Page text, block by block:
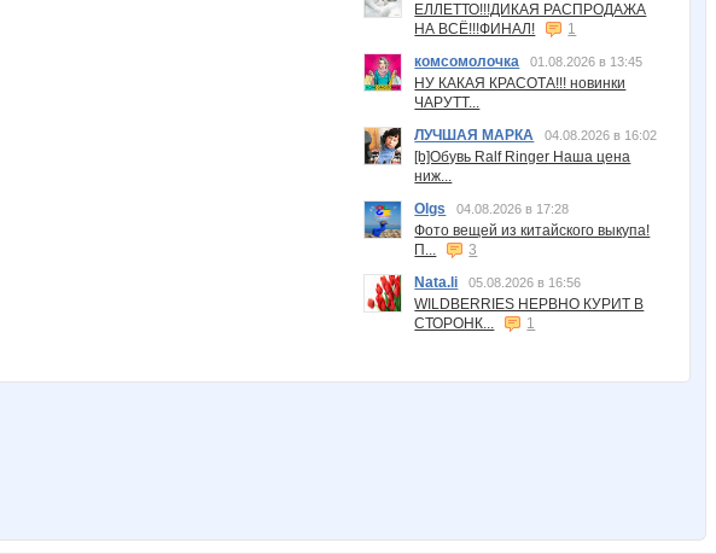
ЕЛЛЕТТО!!!ДИКАЯ РАСПРОДАЖА
НА ВСЁ!!!ФИНАЛ!
1
комсомолочка
01.08.2026 в 13:45
НУ КАКАЯ КРАСОТА!!! новинки
ЧАРУТТ...
ЛУЧШАЯ МАРКА
04.08.2026 в 16:02
[b]Обувь Ralf Ringer Наша цена
ниж...
Olgs
04.08.2026 в 17:28
Фото вещей из китайского выкупа!
П...
3
Nata.li
05.08.2026 в 16:56
WILDBERRIES НЕРВНО КУРИТ В
СТОРОНК...
1